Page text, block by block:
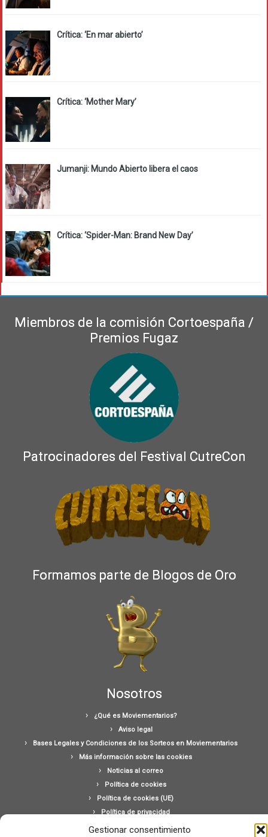
Gestionar consentimiento
Crítica: ‘En mar abierto’
Crítica: ‘Mother Mary’
Jumanji: Mundo Abierto libera el caos
Crítica: ‘Spider-Man: Brand New Day’
Miembros de la comisión Cortoespaña /
Premios Fugaz
Patrocinadores del Festival CutreCon
Formamos parte de Blogos de Oro
Nosotros
¿Qué es Moviementarios?
Aviso legal
Bases Legales y Condiciones de los Sorteos en Moviementarios
Más información sobre las cookies
Noticias al correo
Política de cookies
Política de cookies (UE)
Política de privacidad
Ponte en contacto con nosotros